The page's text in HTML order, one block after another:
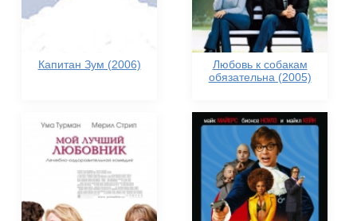
Капитан Зум (2006)
Любовь к собакам
обязательна (2005)